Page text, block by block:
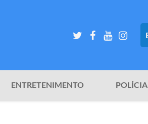
ENTRETENIMENTO POLÍCIA